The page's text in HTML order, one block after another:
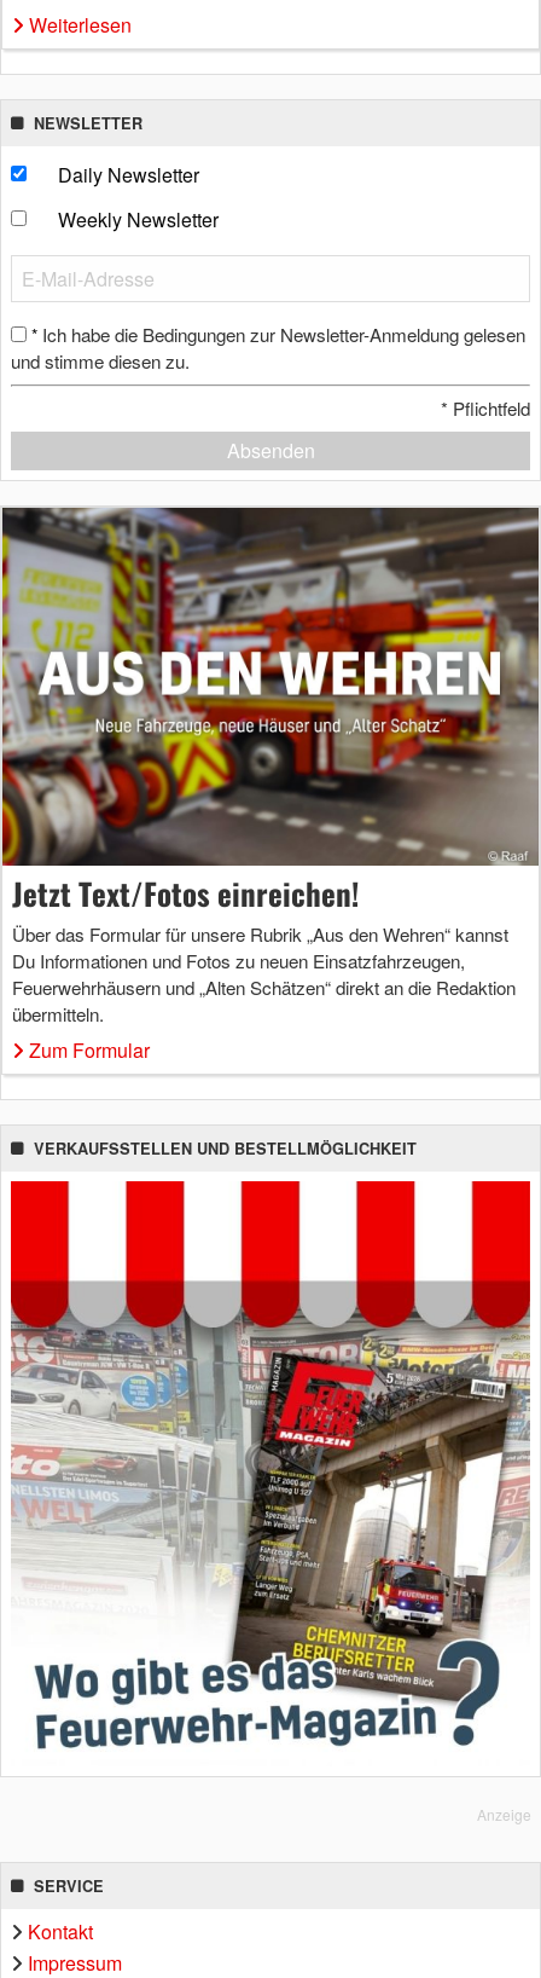
Weiterlesen
NEWSLETTER
Daily Newsletter
Weekly Newsletter
* Ich habe die Bedingungen zur Newsletter-Anmeldung gelesen
und stimme diesen zu.
* Pflichtfeld
Absenden
Jetzt Text/Fotos einreichen!
Über das Formular für unsere Rubrik „Aus den Wehren“ kannst
Du Informationen und Fotos zu neuen Einsatzfahrzeugen,
Feuerwehrhäusern und „Alten Schätzen“ direkt an die Redaktion
übermitteln.
Zum Formular
VERKAUFSSTELLEN UND BESTELLMÖGLICHKEIT
Anzeige
SERVICE
Kontakt
Impressum